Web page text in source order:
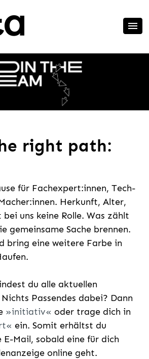
right path:
für Fachexpert:innen, Tech-
Herkunft, Alter,
uns keine Rolle. Was zählt
gemeinsame Sache brennen.
bring eine weitere Farbe in
du alle aktuellen
Passendes dabei? Dann
initiativ
oder trage dich in
ein. Somit erhältst du
Mail, sobald eine für dich
online geht.